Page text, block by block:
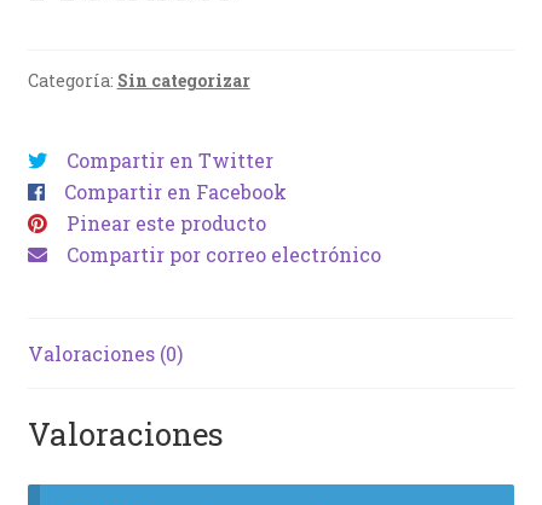
Categoría: Sin categorizar
Compartir en Twitter
Compartir en Facebook
Pinear este producto
Compartir por correo electrónico
Valoraciones (0)
Valoraciones